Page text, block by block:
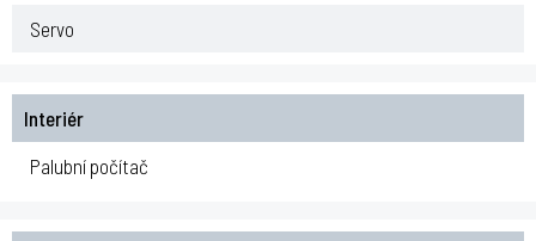
Servo
Interiér
Palubní počítač